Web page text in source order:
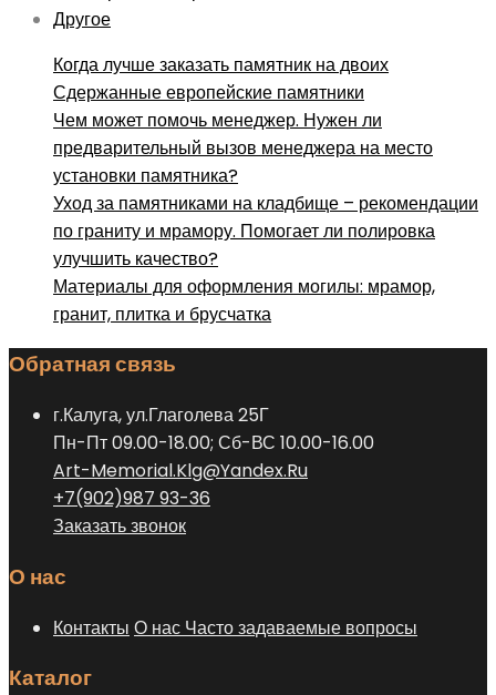
Другое
Когда лучше заказать памятник на двоих
Сдержанные европейские памятники
Чем может помочь менеджер. Нужен ли
предварительный вызов менеджера на место
установки памятника?
Уход за памятниками на кладбище – рекомендации
по граниту и мрамору. Помогает ли полировка
улучшить качество?
Материалы для оформления могилы: мрамор,
гранит, плитка и брусчатка
Обратная связь
г.Калуга, ул.Глаголева 25Г
Пн-Пт 09.00-18.00; Сб-ВС 10.00-16.00
Art-Memorial.Klg@Yandex.Ru
+7(902)987 93-36
Заказать звонок
О нас
Контакты О нас Часто задаваемые вопросы
Каталог